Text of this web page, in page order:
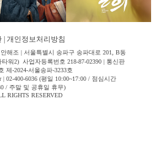
개인정보처리방침
해조 | 서울특별시 송파구 송파대로 201, B동
워2) 사업자등록번호 218-87-02390 | 통신판
제-2024-서울송파-3233호
| 02-400-6036 (평일 10:00~17:00 / 점심시간
/ 주말 및 공휴일 휴무)
RIGHTS RESERVED